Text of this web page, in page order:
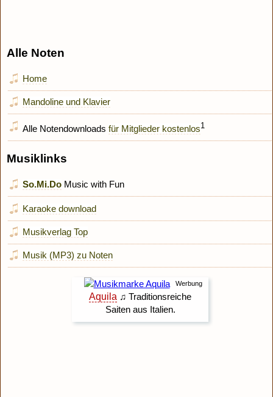
Alle Noten
Home
Mandoline und Klavier
Alle Notendownloads für Mitglieder kostenlos1
Musiklinks
So.Mi.Do Music with Fun
Karaoke download
Musikverlag Top
Musik (MP3) zu Noten